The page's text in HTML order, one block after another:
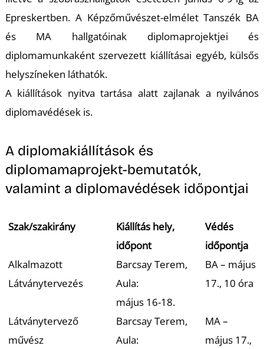
Epreskertben. A Képzőművészet-elmélet Tanszék BA
és MA hallgatóinak diplomaprojektjei és
diplomamunkaként szervezett kiállításai egyéb, külsős
helyszíneken láthatók.
A kiállítások nyitva tartása alatt zajlanak a nyilvános
diplomavédések is.
A diplomakiállítások és
diplomamaprojekt-bemutatók,
valamint a diplomavédések időpontjai
Szak/szakirány
Kiállítás hely,
időpont
Védés
időpontja
Alkalmazott
Látványtervezés
Barcsay Terem,
Aula:
május 16-18.
BA – május
17., 10 óra
Látványtervező
művész
Barcsay Terem,
Aula:
MA –
május 17.,